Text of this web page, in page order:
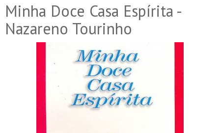
Minha Doce Casa Espírita -
Nazareno Tourinho